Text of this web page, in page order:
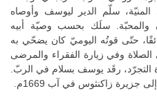
سلّم الدير ليوسف وأوصاه
والمحبّة. سلَك بحسب وصيّة أبيه
حتّى قوتُه اليوميّ كان يضحّي به
وفي زيارة الفقراء والمرضى
التجرّد، رقَد يوسف بسلام في الربّ.
زاكنثوس في آب 1669م.